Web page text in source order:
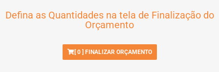
Defina as Quantidades na tela de Finalização do
Orçamento
[ 0] FINALIZAR ORÇAMENTO